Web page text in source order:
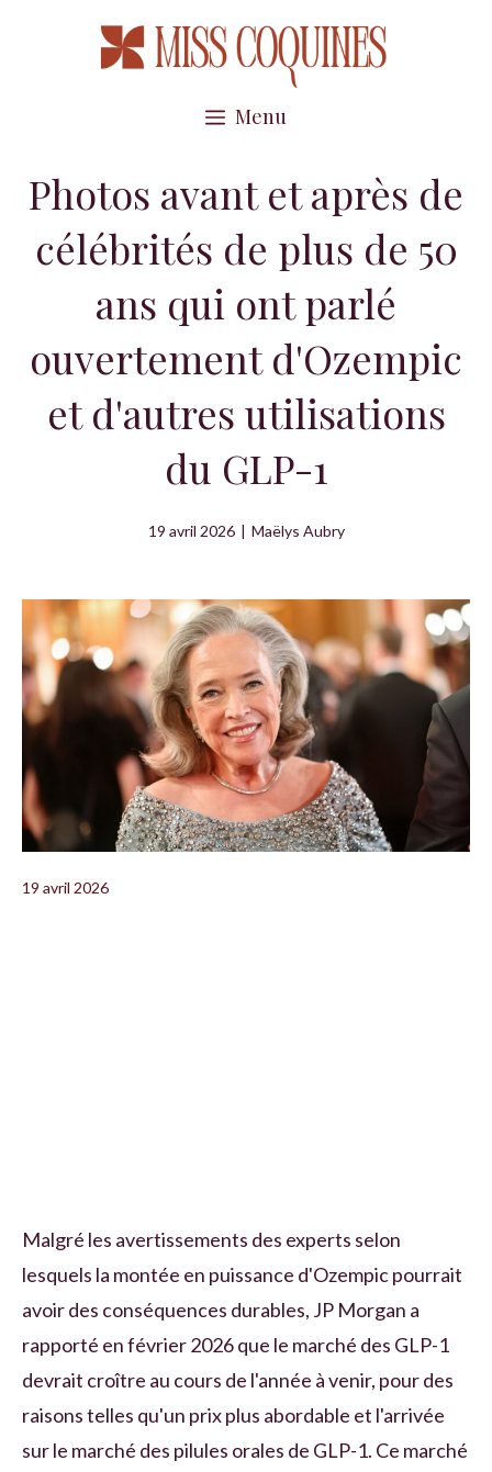
Menu
Photos avant et après de
célébrités de plus de 50
ans qui ont parlé
ouvertement d'Ozempic
et d'autres utilisations
du GLP-1
19 avril 2026 | Maëlys Aubry
19 avril 2026
Malgré les avertissements des experts selon
lesquels la montée en puissance d'Ozempic pourrait
avoir des conséquences durables, JP Morgan a
rapporté en février 2026 que le marché des GLP-1
devrait croître au cours de l'année à venir, pour des
raisons telles qu'un prix plus abordable et l'arrivée
sur le marché des pilules orales de GLP-1. Ce marché